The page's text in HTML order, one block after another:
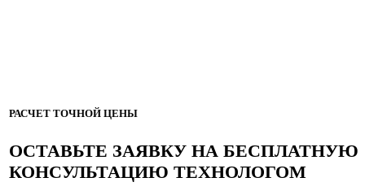
РАСЧЕТ ТОЧНОЙ ЦЕНЫ
ОСТАВЬТЕ ЗАЯВКУ НА БЕСПЛАТНУЮ
КОНСУЛЬТАЦИЮ ТЕХНОЛОГОМ